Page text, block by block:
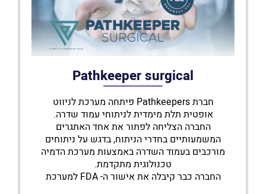
Pathkeeper surgical
חברת Pathkeepers פיתחה מערכת לניווט
אופטית תלת מימדית לניתוחי עמוד שדרה.
החברה הצליחה לפתור את אחד האתגרים
המשמעותיים בחדרי הניתוח, בדגש על ניתוחים
מורכבים בעמוד השדרה באמצעות מערכת הדמיה
טכנולוגית מתקדמת.
החברה כבר קיבלה את אישור ה- FDA למערכת